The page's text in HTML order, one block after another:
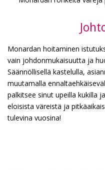
Monardan hoitaminen
vain johdonmukaisuutta ja
Säännöllisellä kastelulla,
muutamalla
palkitsee sinut upeilla kukilla
eloisista väreistä ja
tulevina vuosina!